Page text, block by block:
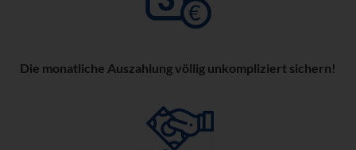
Die monatliche Auszahlung völlig unkompliziert sichern!